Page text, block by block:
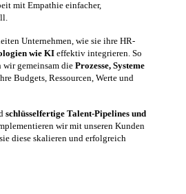
mit Empathie einfacher,
Unternehmen, wie sie ihre HR-
wie KI effektiv integrieren. So
gemeinsam die Prozesse, Systeme
Budgets, Ressourcen, Werte und
schlüsselfertige Talent-Pipelines und
wir mit unseren Kunden
diese skalieren und erfolgreich